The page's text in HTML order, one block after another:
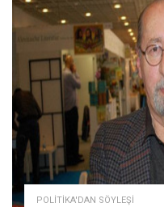
POLITIKA'DAN SÖYLEŞI